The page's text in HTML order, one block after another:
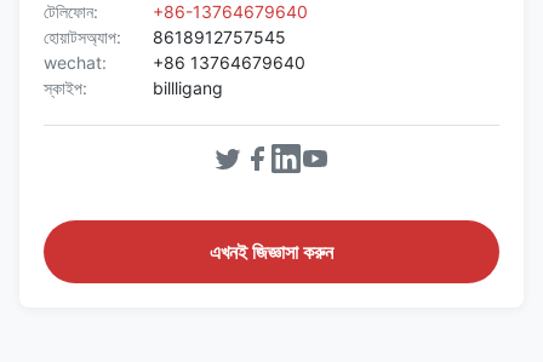
টেলিফোন:
+86-13764679640
হোয়াটসঅ্যাপ:
8618912757545
wechat:
+86 13764679640
স্কাইপ:
billligang
এখনই জিজ্ঞাসা করুন